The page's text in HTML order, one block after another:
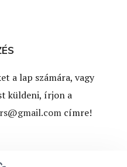
a lap számára, vagy
küldeni, írjon a
címre!